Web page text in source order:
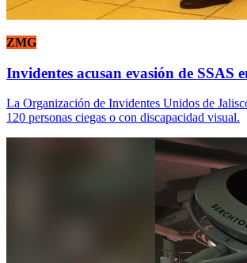
ZMG
Invidentes acusan evasión de SSAS
La Organización de Invidentes Unidos de
120 personas ciegas o con discapacidad visual.